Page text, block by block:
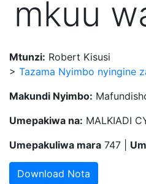
mkuu
Mtunzi: Robert Kisusi
> Tazama Nyimbo nyingine
Makundi Nyimbo:
Umepakiwa na: MALKIADI
Umepakuliwa mara 747 |
Download Nota